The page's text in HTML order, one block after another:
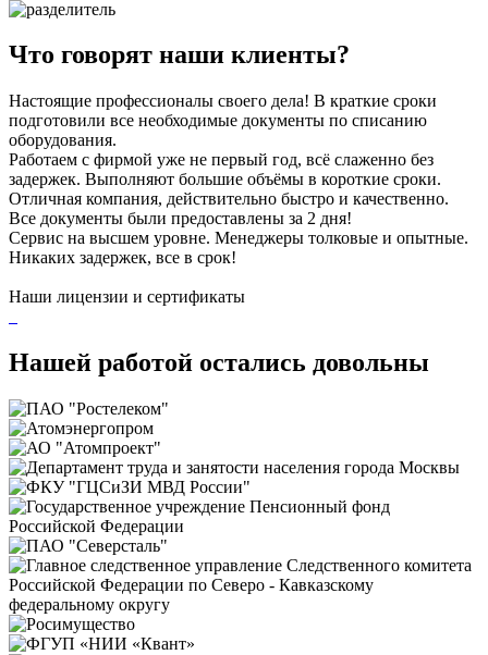
Что говорят наши клиенты?
Настоящие профессионалы своего дела! В краткие сроки
подготовили все необходимые документы по списанию
оборудования.
Работаем с фирмой уже не первый год, всё слаженно без
задержек. Выполняют большие объёмы в короткие сроки.
Отличная компания, действительно быстро и качественно.
Все документы были предоставлены за 2 дня!
Сервис на высшем уровне. Менеджеры толковые и опытные.
Никаких задержек, все в срок!
Наши лицензии и сертификаты
Нашей работой остались довольны